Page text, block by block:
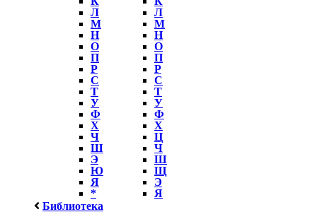
Л
М
Н
О
П
Р
С
Т
У
Ф
Х
Ч
Ш
Э
Ю
Я
*
Л
М
Н
О
П
Р
С
Т
У
Ф
Х
Ц
Ч
Ш
Щ
Э
Я
Библиотека